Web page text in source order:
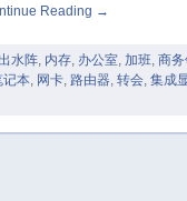
Reading →
水阵, 内存, 办公室,加班,商
记本, 网卡,路由器,转会,集成